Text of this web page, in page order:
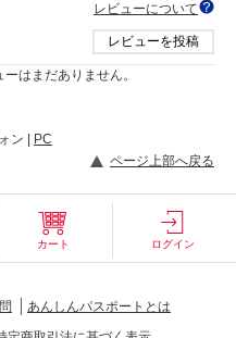
レビューについて
レビューを投稿
はまだありません。
ン |
PC
ページ上部へ戻る
カート ログイン
あんしんパスポートとは